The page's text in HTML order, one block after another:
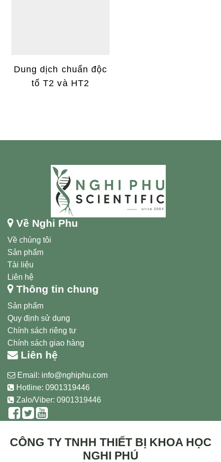
Dung dịch chuẩn độc
tố T2 và HT2
Về Nghi Phu
Về chúng tôi
Sản phẩm
Tài liệu
Liên hệ
Thông tin chung
Sản phẩm
Quy định sử dụng
Chính sách riêng tư
Chính sách giao hàng
Liên hệ
Email: info@nghiphu.com
Hotline: 0901319446
Zalo/Viber: 0901319446
CÔNG TY TNHH THIẾT BỊ KHOA HỌC
NGHI PHÚ